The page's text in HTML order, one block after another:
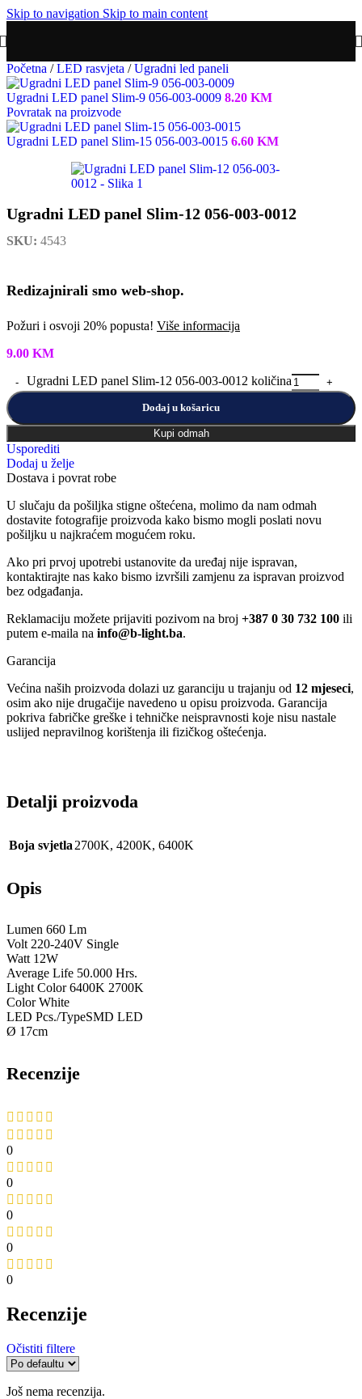
Skip to navigation Skip to main content
Početna / LED rasvjeta / Ugradni led paneli
Ugradni LED panel Slim-9 056-003-0009 8.20 KM
Povratak na proizvode
Ugradni LED panel Slim-15 056-003-0015 6.60 KM
Ugradni LED panel Slim-12 056-003-0012
SKU: 4543
Redizajnirali smo web-shop.
Požuri i osvoji 20% popusta! Više informacija
9.00 KM
Ugradni LED panel Slim-12 056-003-0012 količina
Dodaj u košaricu
Kupi odmah
Usporediti
Dodaj u želje
Dostava i povrat robe
U slučaju da pošiljka stigne oštećena, molimo da nam odmah
dostavite fotografije proizvoda kako bismo mogli poslati novu
pošiljku u najkraćem mogućem roku.
Ako pri prvoj upotrebi ustanovite da uređaj nije ispravan,
kontaktirajte nas kako bismo izvršili zamjenu za ispravan proizvod
bez odgađanja.
Reklamaciju možete prijaviti pozivom na broj +387 0 30 732 100 ili
putem e-maila na info@b-light.ba.
Garancija
Većina naših proizvoda dolazi uz garanciju u trajanju od 12 mjeseci,
osim ako nije drugačije navedeno u opisu proizvoda. Garancija
pokriva fabričke greške i tehničke neispravnosti koje nisu nastale
uslijed nepravilnog korištenja ili fizičkog oštećenja.
Detalji proizvoda
Boja svjetla 2700K, 4200K, 6400K
Opis
Lumen 660 Lm
Volt 220-240V Single
Watt 12W
Average Life 50.000 Hrs.
Light Color 6400K 2700K
Color White
LED Pcs./TypeSMD LED
Ø 17cm
Recenzije
0
0
0
0
0
Recenzije
Očistiti filtere
Još nema recenzija.